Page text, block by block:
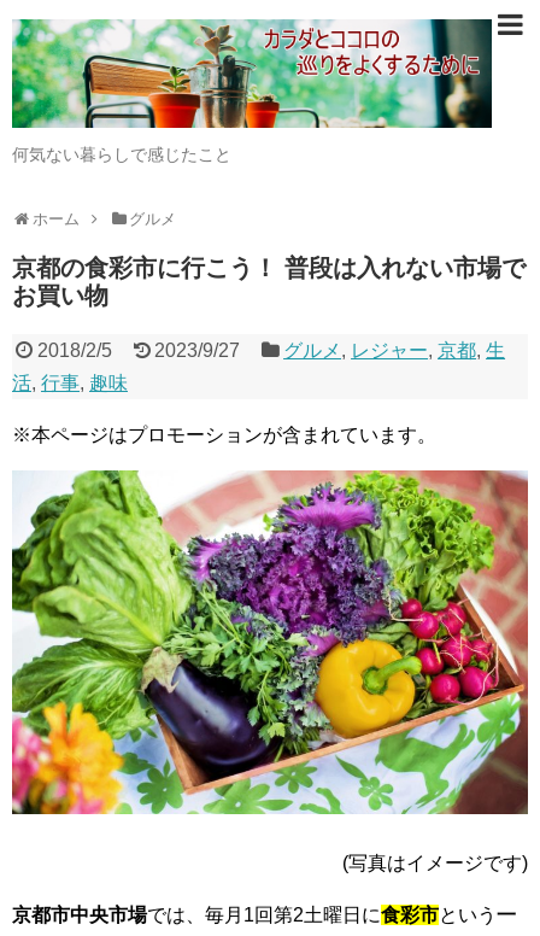
何気ない暮らしで感じたこと
ホーム グルメ
京都の食彩市に行こう！ 普段は入れない市場で
お買い物
2018/2/5 2023/9/27 グルメ , レジャー,京都,生
活, 行事, 趣味
※本ページはプロモーションが含まれています。
(写真はイメージです)
京都市中央市場では、毎月1回第2土曜日に食彩市という 一